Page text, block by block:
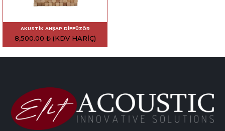
AKUSTIK AHŞAP DIFFÜZÖR
8,500.00 ₺ (KDV HARIÇ)